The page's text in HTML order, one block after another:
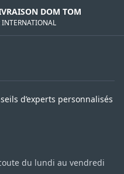
DOM TOM
d’experts personnalisés
du lundi au vendredi